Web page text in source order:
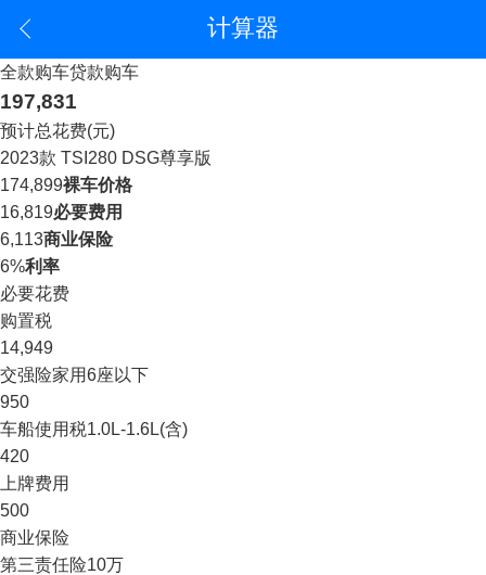
计算器
全款购车贷款购车
197,831
预计总花费(元)
2023款 TSI280 DSG尊享版
174,899裸车价格
16,819必要费用
6,113商业保险
6%利率
必要花费
购置税
14,949
交强险家用6座以下
950
车船使用税1.0L-1.6L(含)
420
上牌费用
500
商业保险
第三责任险10万